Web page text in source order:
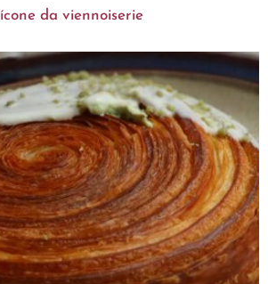
ícone da viennoiserie